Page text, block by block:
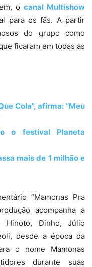
ocanal Multishow
para os fãs. A partir
do grupo como
ficaram em todas as
Cola”, afirma: “Meu
o festival Planeta
mais de 1 milhão e
“Mamonas Pra
acompanha a
Hinoto, Dinho, Júlio
desde a época da
o nome Mamonas
durante suas